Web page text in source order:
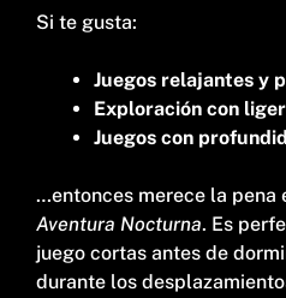
Si te gusta:
Juegos relajantes y
Exploración con
Juegos con
…entonces merece la pena
Aventura Nocturna. Es
juego cortas antes de
durante los